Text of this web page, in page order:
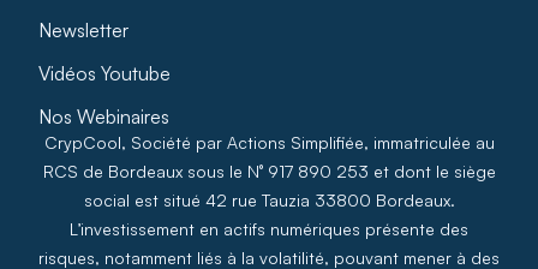
Newsletter
Vidéos Youtube
Nos Webinaires
CrypCool, Société par Actions Simplifiée, immatriculée au
RCS de Bordeaux sous le N° 917 890 253 et dont le siège
social est situé 42 rue Tauzia 33800 Bordeaux.
L’investissement en actifs numériques présente des
risques, notamment liés à la volatilité, pouvant mener à des